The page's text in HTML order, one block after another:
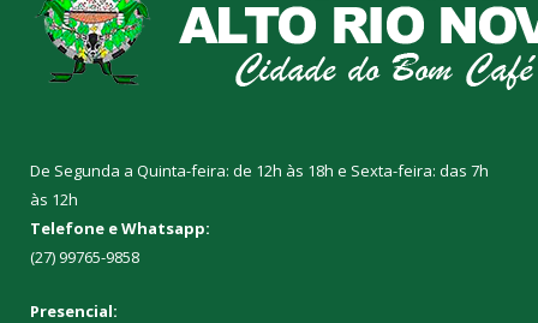
De Segunda a Quinta-feira: de 12h às 18h e Sexta-feira: das 7h
às 12h
Telefone e Whatsapp:
(27) 99765-9858
Presencial: